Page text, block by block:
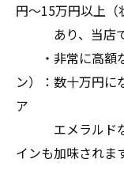
円〜15万円以上
あり、当店で
・非常に高額な
ン）：数十万円に
ア
エメラルドな
インも加味されま